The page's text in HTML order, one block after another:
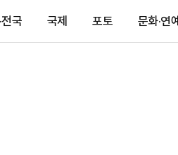
전국 국제 포토 문화·연예